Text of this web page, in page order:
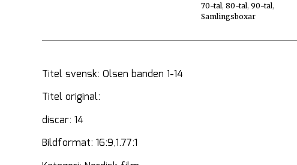
70-tal, 80-tal, 90-tal,
Samlingsboxar
Titel svensk: Olsen banden 1-14
Titel original:
discar: 14
Bildformat: 16:9,1.77:1